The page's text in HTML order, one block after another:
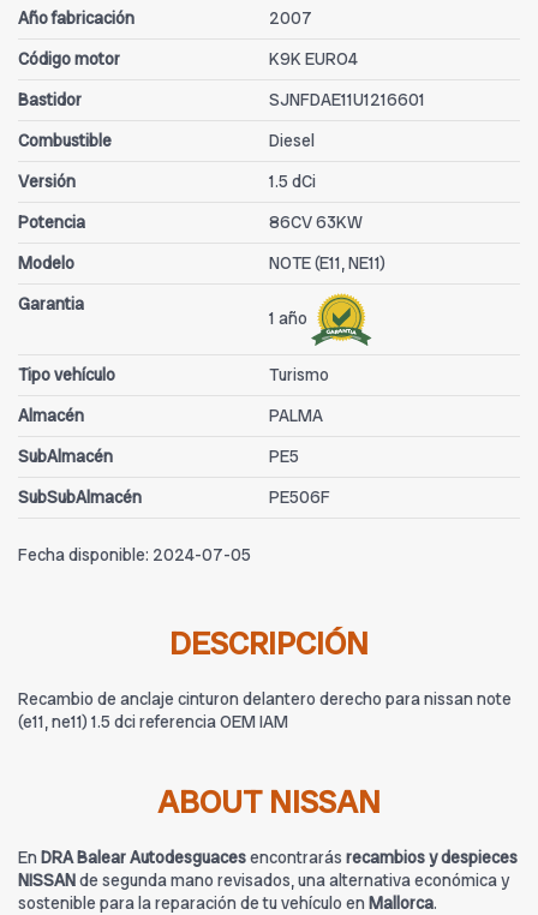
Año fabricación
2007
Código motor
K9K EURO4
Bastidor
SJNFDAE11U1216601
Combustible
Diesel
Versión
1.5 dCi
Potencia
86CV 63KW
Modelo
NOTE (E11, NE11)
Garantia
1 año
Tipo vehículo
Turismo
Almacén
PALMA
SubAlmacén
PE5
SubSubAlmacén
PE506F
Fecha disponible: 2024-07-05
DESCRIPCIÓN
Recambio de anclaje cinturon delantero derecho para nissan note
(e11, ne11) 1.5 dci referencia OEM IAM
ABOUT NISSAN
En DRA Balear Autodesguacesencontrarás recambios y despieces
NISSANde segunda mano revisados, una alternativa económica y
sostenible para la reparación de tu vehículo en Mallorca.